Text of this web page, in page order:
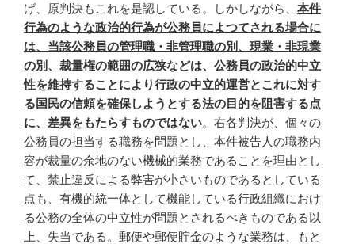
げ、原判決もこれを是認している。しかしながら、 本件
行為のような政治的行為が公務員によつてされる場合に
は、当該公務員の管理職・非管理職の別、現業・非現業
の別、裁量権の範囲の広狭などは、公務員の政治的中立
性を維持することにより行政の中立的運営とこれに対す
る国民の信頼を確保しようとする法の目的を阻害する点
に、差異をもたらすものではない。右各判決が、 個々の
公務員の担当する職務を問題とし、本件被告人の職務内
容が裁量の余地のない機械的業務であることを理由とし
て、禁止違反による弊害が小さいものであるとしている
点も、有機的統一体として機能している行政組織におけ
る公務の全体の中立性が問題とされるべきものである以
上、失当である。郵便や郵便貯金のような業務は、もと